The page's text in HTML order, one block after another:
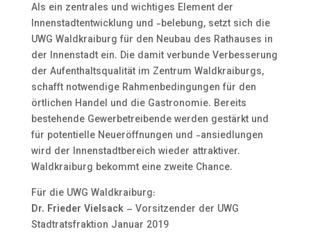
Als ein zentrales und wichtiges Element der
Innenstadtentwicklung und -belebung, setzt sich die
UWG Waldkraiburg für den Neubau des Rathauses in
der Innenstadt ein. Die damit verbunde Verbesserung
der Aufenthaltsqualität im Zentrum Waldkraiburgs,
schafft notwendige Rahmenbedingungen für den
örtlichen Handel und die Gastronomie. Bereits
bestehende Gewerbetreibende werden gestärkt und
für potentielle Neueröffnungen und -ansiedlungen
wird der Innenstadtbereich wieder attraktiver.
Waldkraiburg bekommt eine zweite Chance.
Für die UWG Waldkraiburg:
Dr. Frieder Vielsack– Vorsitzender der UWG
Stadtratsfraktion Januar 2019